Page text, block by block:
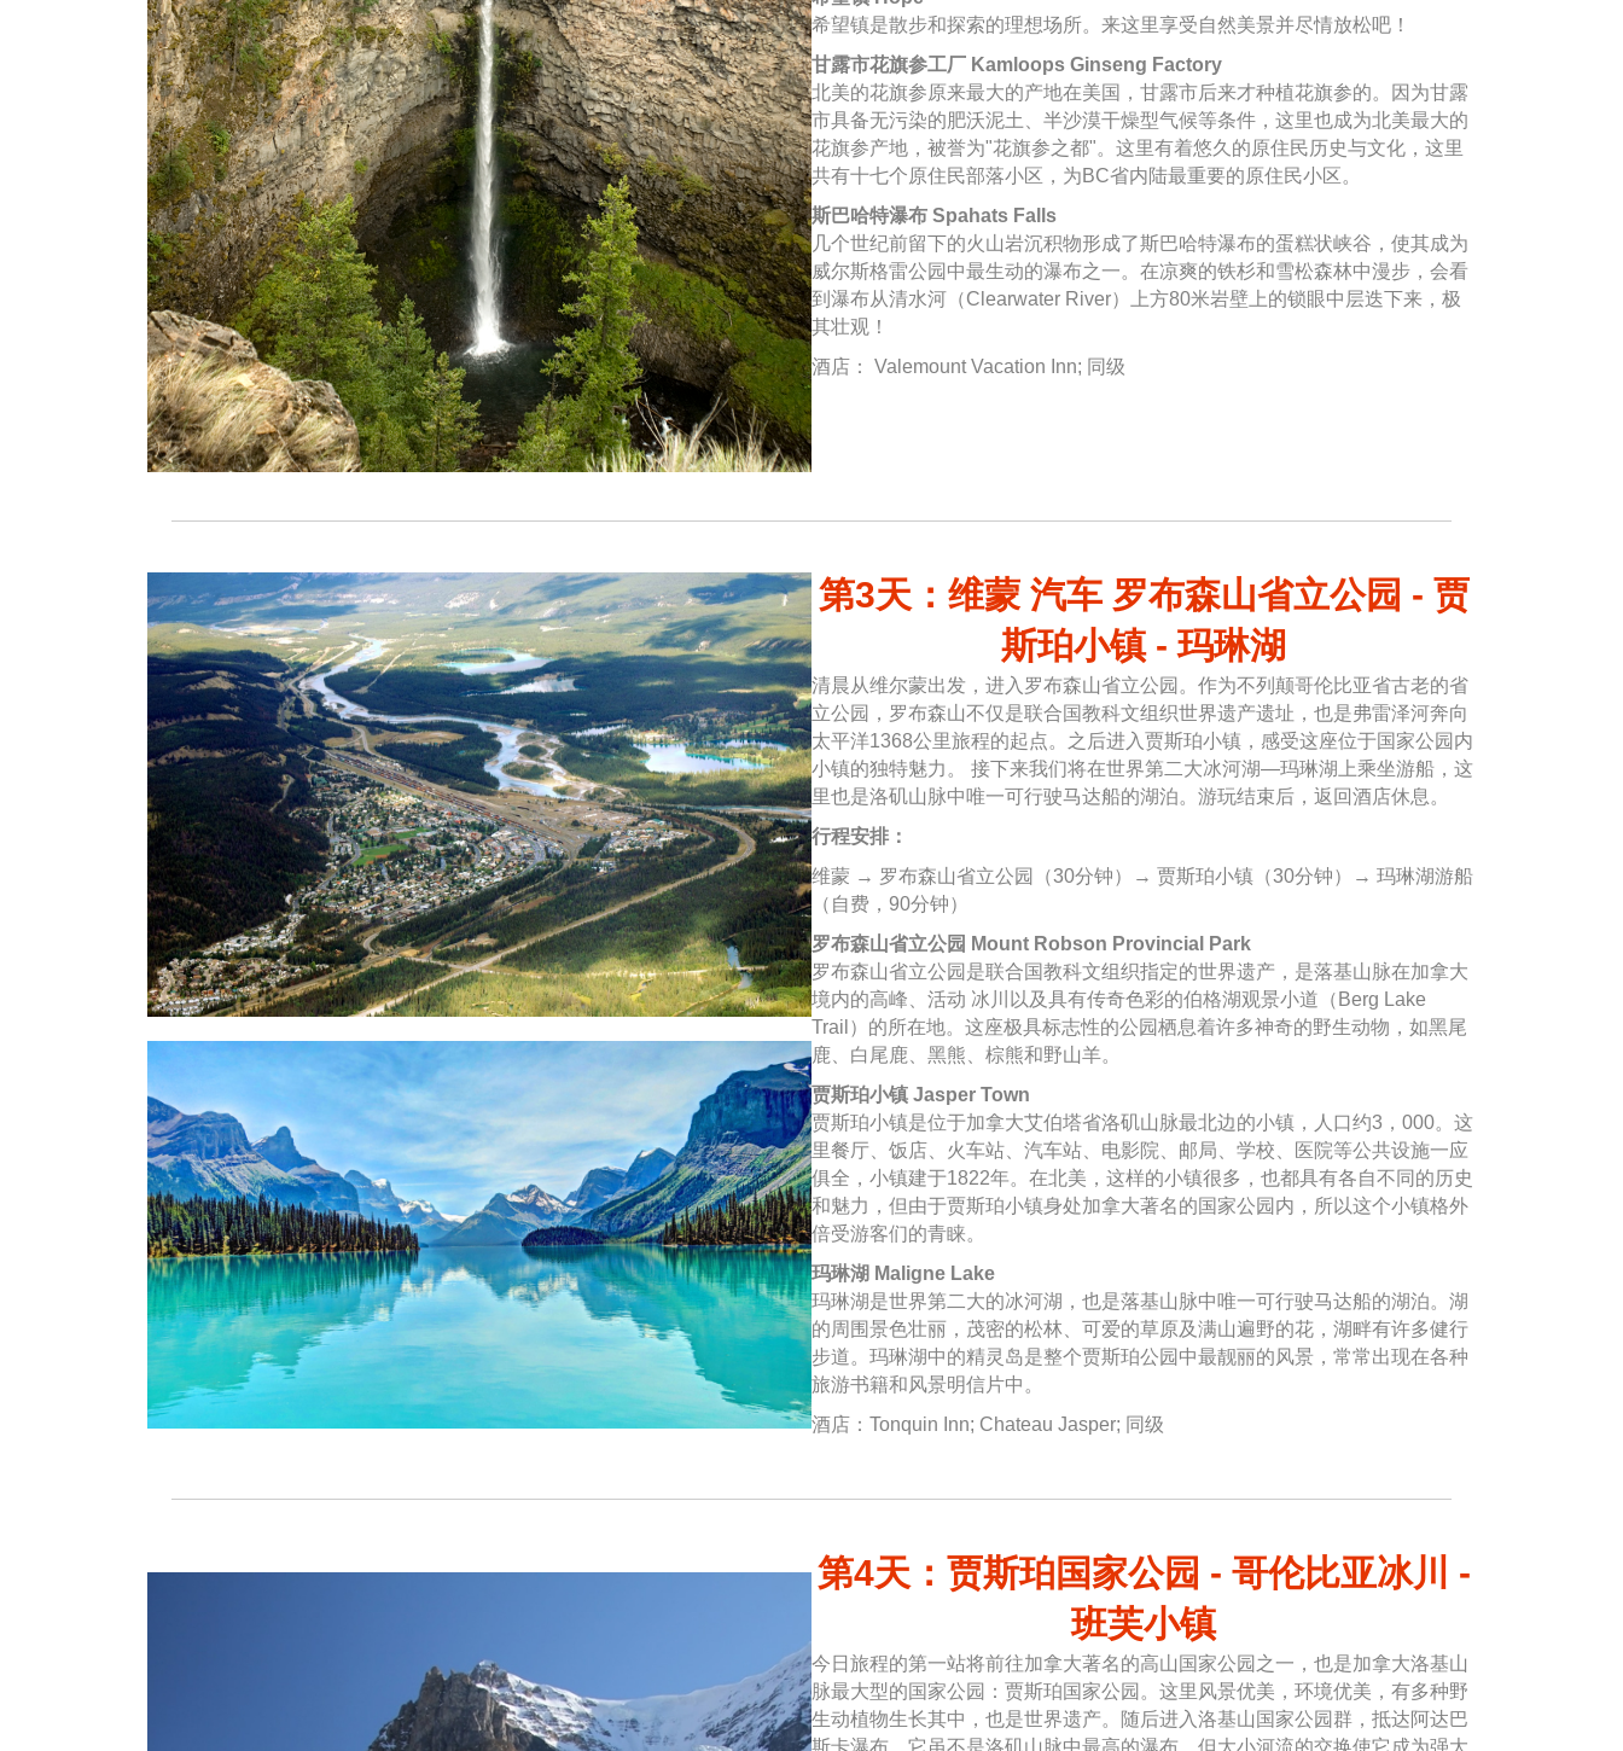
希望镇是散步和探索的理想场所。来这里享受自然美景并尽情放松吧！
甘露市花旗参工厂 Kamloops Ginseng Factory
北美的花旗参原来最大的产地在美国，甘露市后来才种植花旗参的。因为甘露
市具备无污染的肥沃泥土、半沙漠干燥型气候等条件，这里也成为北美最大的
花旗参产地，被誉为"花旗参之都"。这里有着悠久的原住民历史与文化，这里
共有十七个原住民部落小区，为BC省内陆最重要的原住民小区。
斯巴哈特瀑布 Spahats Falls
几个世纪前留下的火山岩沉积物形成了斯巴哈特瀑布的蛋糕状峡谷，使其成为
威尔斯格雷公园中最生动的瀑布之一。在凉爽的铁杉和雪松森林中漫步，会看
到瀑布从清水河（Clearwater River）上方80米岩壁上的锁眼中层迭下来，极
其壮观！
酒店： Valemount Vacation Inn; 同级
第3天：维蒙 汽车 罗布森山省立公园 - 贾
斯珀小镇 - 玛琳湖
清晨从维尔蒙出发，进入罗布森山省立公园。作为不列颠哥伦比亚省古老的省
立公园，罗布森山不仅是联合国教科文组织世界遗产遗址，也是弗雷泽河奔向
太平洋1368公里旅程的起点。之后进入贾斯珀小镇，感受这座位于国家公园内
小镇的独特魅力。 接下来我们将在世界第二大冰河湖—玛琳湖上乘坐游船，这
里也是洛矶山脉中唯一可行驶马达船的湖泊。游玩结束后，返回酒店休息。
行程安排：
维蒙 → 罗布森山省立公园（30分钟）→ 贾斯珀小镇（30分钟）→ 玛琳湖游船
（自费，90分钟）
罗布森山省立公园 Mount Robson Provincial Park
罗布森山省立公园是联合国教科文组织指定的世界遗产，是落基山脉在加拿大
境内的高峰、活动 冰川以及具有传奇色彩的伯格湖观景小道（Berg Lake
Trail）的所在地。这座极具标志性的公园栖息着许多神奇的野生动物，如黑尾
鹿、白尾鹿、黑熊、棕熊和野山羊。
贾斯珀小镇 Jasper Town
贾斯珀小镇是位于加拿大艾伯塔省洛矶山脉最北边的小镇，人口约3，000。这
里餐厅、饭店、火车站、汽车站、电影院、邮局、学校、医院等公共设施一应
俱全，小镇建于1822年。在北美，这样的小镇很多，也都具有各自不同的历史
和魅力，但由于贾斯珀小镇身处加拿大著名的国家公园内，所以这个小镇格外
倍受游客们的青睐。
玛琳湖 Maligne Lake
玛琳湖是世界第二大的冰河湖，也是落基山脉中唯一可行驶马达船的湖泊。湖
的周围景色壮丽，茂密的松林、可爱的草原及满山遍野的花，湖畔有许多健行
步道。玛琳湖中的精灵岛是整个贾斯珀公园中最靓丽的风景，常常出现在各种
旅游书籍和风景明信片中。
酒店：Tonquin Inn; Chateau Jasper; 同级
第4天：贾斯珀国家公园 - 哥伦比亚冰川 -
班芙小镇
今日旅程的第一站将前往加拿大著名的高山国家公园之一，也是加拿大洛基山
脉最大型的国家公园：贾斯珀国家公园。这里风景优美，环境优美，有多种野
生动植物生长其中，也是世界遗产。随后进入洛基山国家公园群，抵达阿达巴
斯卡瀑布，它虽不是洛矶山脉中最高的瀑布，但大小河流的交换使它成为强大